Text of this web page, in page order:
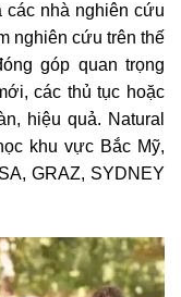
các nhà nghiên cứu
nghiên cứu trên thế
góp quan trọng
các thủ tục hoặc
hiệu quả. Natural
khu vực Bắc Mỹ,
GRAZ, SYDNEY